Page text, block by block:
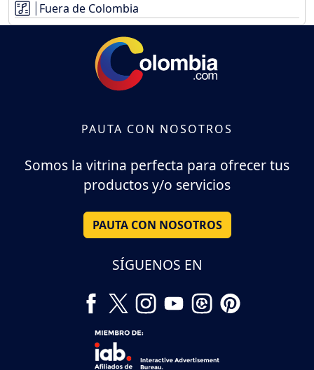
Fuera de Colombia
PAUTA CON NOSOTROS
Somos la vitrina perfecta para ofrecer tus
productos y/o servicios
PAUTA CON NOSOTROS
SÍGUENOS EN